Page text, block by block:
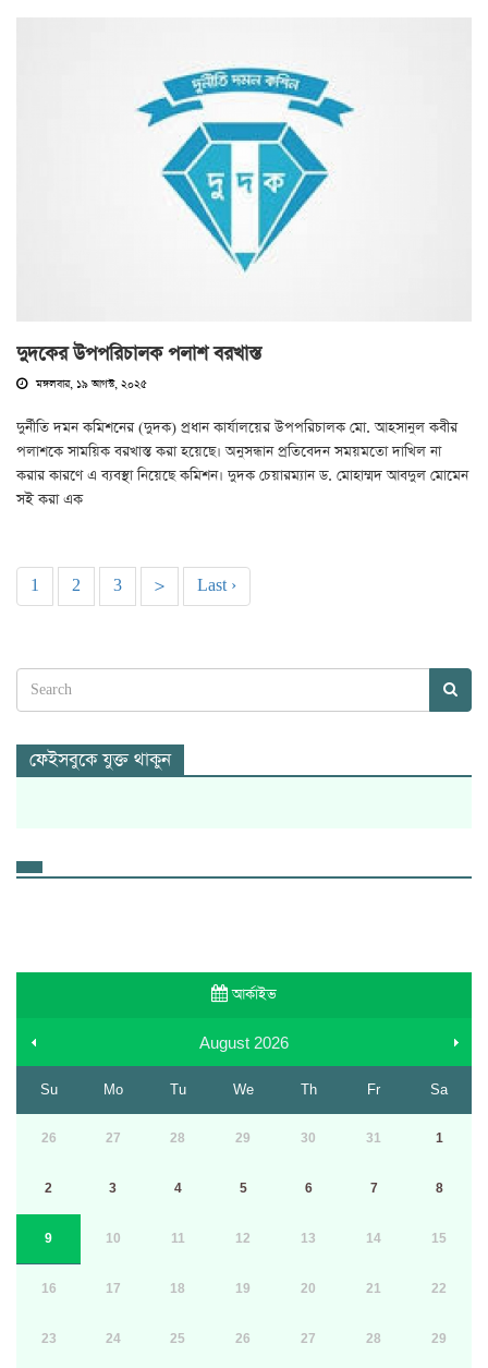
দুদকের উপপরিচালক পলাশ বরখাস্ত
মঙ্গলবার, ১৯ আগস্ট, ২০২৫
দুর্নীতি দমন কমিশনের (দুদক) প্রধান কার্যালয়ের উপপরিচালক মো. আহসানুল কবীর
পলাশকে সাময়িক বরখাস্ত করা হয়েছে। অনুসন্ধান প্রতিবেদন সময়মতো দাখিল না
করার কারণে এ ব্যবস্থা নিয়েছে কমিশন। দুদক চেয়ারম্যান ড. মোহাম্মদ আবদুল মোমেন
সই করা এক
1 2 3 > Last ›
ফেইসবুকে যুক্ত থাকুন
আর্কাইভ
August 2026
Su Mo Tu We Th Fr Sa
26 27 28 29 30 31 1
2 3 4 5 6 7 8
9 10 11 12 13 14 15
16 17 18 19 20 21 22
23 24 25 26 27 28 29